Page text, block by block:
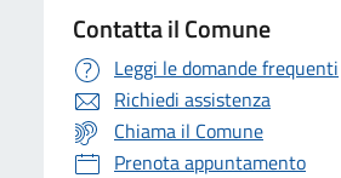
Contatta il Comune
Leggi le domande frequenti
Richiedi assistenza
Chiama il Comune
Prenota appuntamento